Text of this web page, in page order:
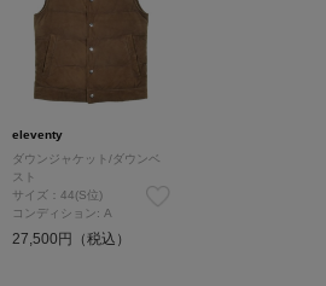
eleventy
ダウンジャケット/ダウンベ
スト
サイズ：44(S位)
コンディション: A
27,500円（税込）